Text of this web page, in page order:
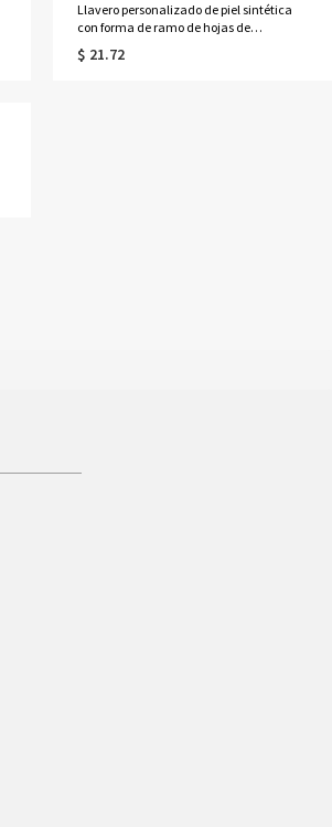
Llavero personalizado de piel sintética
con forma de ramo de hojas de
campanilla, hecho a mano, con nombre
y flor de nacimiento, accesorio para
$ 21.72